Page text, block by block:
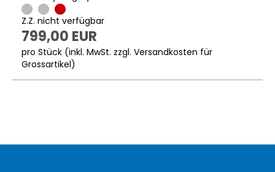
Z.Z. nicht verfügbar
799,00 EUR
pro Stück (inkl. MwSt. zzgl. Versandkosten für
Grossartikel)